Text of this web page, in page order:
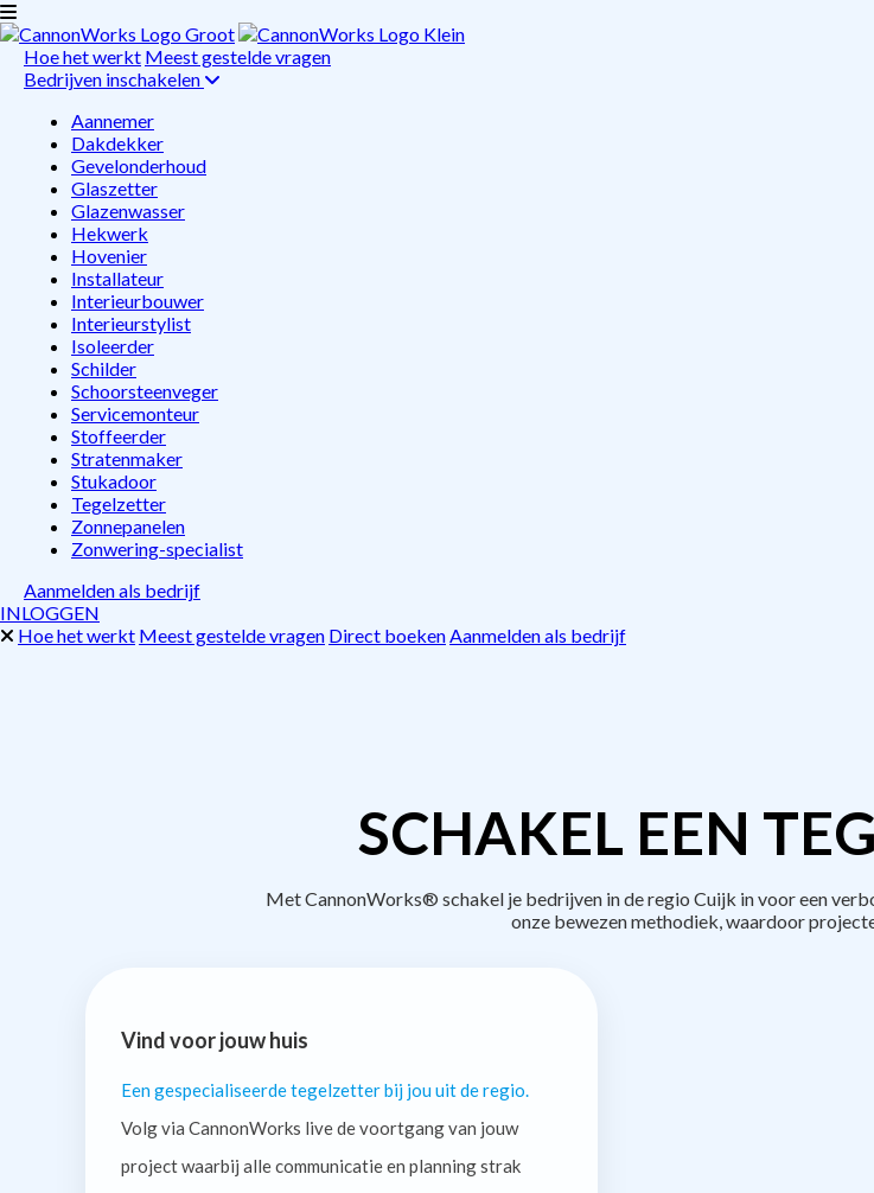
Hoe het werkt Meest gestelde vragen
Bedrijven inschakelen
Aannemer
Dakdekker
Gevelonderhoud
Glaszetter
Glazenwasser
Hekwerk
Hovenier
Installateur
Interieurbouwer
Interieurstylist
Isoleerder
Schilder
Schoorsteenveger
Servicemonteur
Stoffeerder
Stratenmaker
Stukadoor
Tegelzetter
Zonnepanelen
Zonwering-specialist
Aanmelden als bedrijf
INLOGGEN
Hoe het werkt Meest gestelde vragen Direct boekenAanmelden als bedrijf
SCHAKEL EEN
Met CannonWorks® schakel je bedrijven in de regio Cuijk in voor een
onze bewezen methodiek, waardoor
Vind voor jouw huis
Een gespecialiseerde tegelzetter bij jou uit de regio.
Volg via CannonWorks live de voortgang van jouw
project waarbij alle communicatie en planning strak